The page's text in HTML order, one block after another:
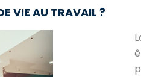
VIE AU TRAVAIL ?